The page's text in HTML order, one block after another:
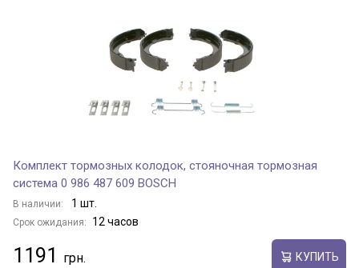
Комплект тормозных колодок, стояночная тормозная
система 0 986 487 609 BOSCH
В наличии: 1 шт.
Срок ожидания: 12 часов
1191 КУПИТЬ